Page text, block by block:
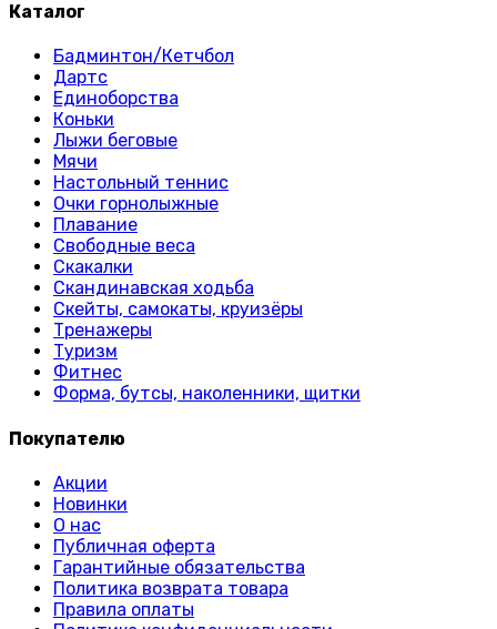
Каталог
Бадминтон/Кетчбол
Дартс
Единоборства
Коньки
Лыжи беговые
Мячи
Настольный теннис
Очки горнолыжные
Плавание
Свободные веса
Скакалки
Скандинавская ходьба
Скейты, самокаты, круизёры
Тренажеры
Туризм
Фитнес
Форма, бутсы, наколенники, щитки
Покупателю
Акции
Новинки
О нас
Публичная оферта
Гарантийные обязательства
Политика возврата товара
Правила оплаты